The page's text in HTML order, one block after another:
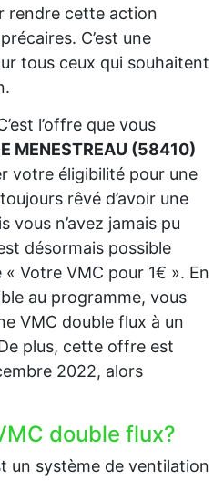
rendre cette action
C’est une
tous ceux qui souhaitent
l’offre que vous
MENESTREAU (58410)
votre éligibilité pour une
rêvé d’avoir une
vous n’avez jamais pu
désormais possible
« Votre VMC pour 1€ ». En
au programme, vous
VMC double flux à un
plus, cette offre est
2022, alors
double flux?
un système de ventilation